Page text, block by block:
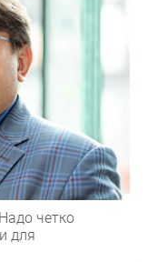
четко
для